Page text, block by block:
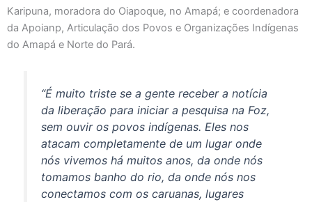
Karipuna, moradora do Oiapoque, no Amapá; e coordenadora
da Apoianp, Articulação dos Povos e Organizações Indígenas
do Amapá e Norte do Pará.
“É muito triste se a gente receber a notícia
da liberação para iniciar a pesquisa na Foz,
sem ouvir os povos indígenas. Eles nos
atacam completamente de um lugar onde
nós vivemos há muitos anos, da onde nós
tomamos banho do rio, da onde nós nos
conectamos com os caruanas, lugares